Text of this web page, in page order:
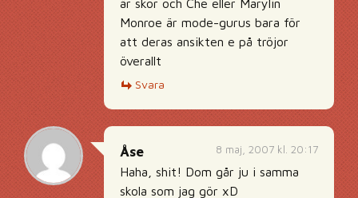
är skor och Che eller Marylin
Monroe är mode-gurus bara för
att deras ansikten e på tröjor
överallt
Svara
8 maj, 2007 kl. 20:17
Åse
Haha, shit! Dom går ju i samma
skola som jag gör xD